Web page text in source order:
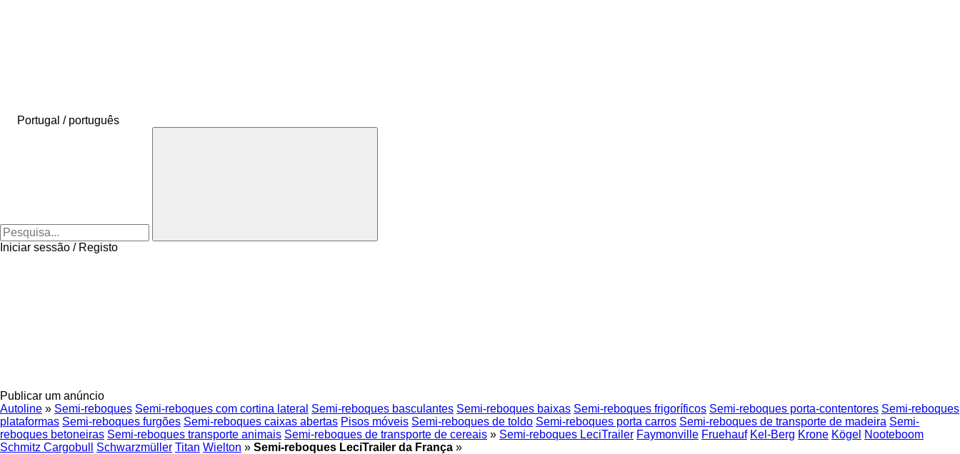
Portugal / português
Iniciar sessão / Registo
Publicar um anúncio
Autoline » Semi-reboques Semi-reboques com cortina lateral Semi-reboques basculantes Semi-reboques baixas Semi-reboques frigoríficos Semi-reboques porta-contentores Semi-reboques
plataformas Semi-reboques furgões Semi-reboques caixas abertas Pisos móveis Semi-reboques de toldo Semi-reboques porta carros Semi-reboques de transporte de madeira Semi-
reboques betoneiras Semi-reboques transporte animais Semi-reboques de transporte de cereais » Semi-reboques LeciTrailer Faymonville Fruehauf Kel-Berg Krone Kögel Nooteboom
Schmitz Cargobull
Schwarzmüller Titan Wielton » Semi-reboques LeciTrailer da França »